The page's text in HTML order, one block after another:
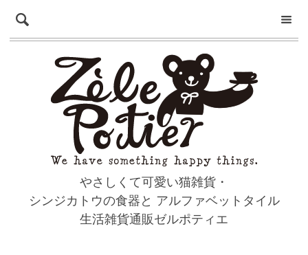
やさしくて可愛い猫雑貨・
シンジカトウの食器と アルファベットタイル
生活雑貨通販ゼルポティエ